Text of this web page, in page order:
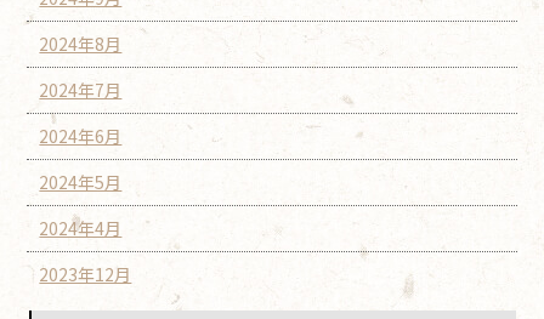
2024年8月
2024年7月
2024年6月
2024年5月
2024年4月
2023年12月